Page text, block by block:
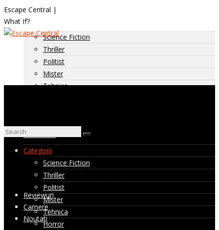
Escape Central |
What If?Categorii
Science Fiction
Thriller
Politist
Mister
Tehnica
Dificultate
Dificultate: usoara
Dificultate: medie
Dificultate: ridicata
Camere nevizitate de noi
Reviewuri
Camere
Noutati
Categorii
Science Fiction
Thriller
Politist
Mister
Tehnica
Horror